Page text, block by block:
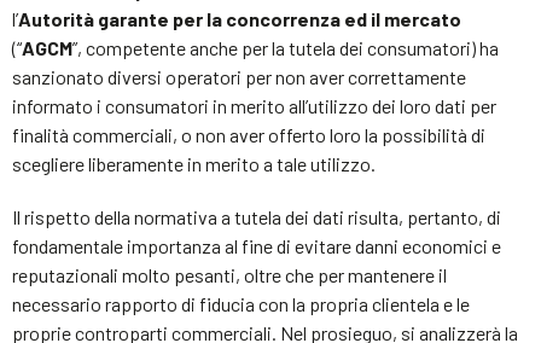
l’Autorità garante per la concorrenza ed il mercato
(“AGCM”, competente anche per la tutela dei consumatori) ha
sanzionato diversi operatori per non aver correttamente
informato i consumatori in merito all’utilizzo dei loro dati per
finalità commerciali, o non aver offerto loro la possibilità di
scegliere liberamente in merito a tale utilizzo.
Il rispetto della normativa a tutela dei dati risulta, pertanto, di
fondamentale importanza al fine di evitare danni economici e
reputazionali molto pesanti, oltre che per mantenere il
necessario rapporto di fiducia con la propria clientela e le
proprie controparti commerciali. Nel prosieguo, si analizzerà la